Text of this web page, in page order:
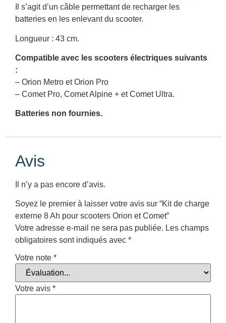
Il s’agit d’un câble permettant de recharger les
batteries en les enlevant du scooter.
Longueur : 43 cm.
Compatible avec les scooters électriques suivants
:
– Orion Metro et Orion Pro
– Comet Pro, Comet Alpine + et Comet Ultra.
Batteries non fournies.
Avis
Il n’y a pas encore d’avis.
Soyez le premier à laisser votre avis sur “Kit de charge
externe 8 Ah pour scooters Orion et Comet”
Votre adresse e-mail ne sera pas publiée. Les champs
obligatoires sont indiqués avec *
Votre note *
Votre avis *